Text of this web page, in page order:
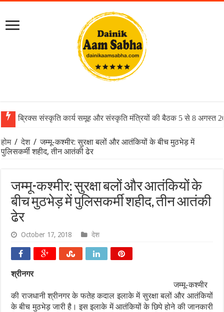
ब्रिक्स संस्कृति कार्य समूह और संस्कृति मंत्रियों की बैठक 5 से 8 अगस्त
होम / देश / जम्मू-कश्मीर: सुरक्षा बलों और आतंकियों के बीच मुठभेड़ में
पुलिसकर्मी शहीद, तीन आतंकी ढेर
जम्मू-कश्मीर: सुरक्षा बलों और आतंकियों के
बीच मुठभेड़ में पुलिसकर्मी शहीद, तीन आतंकी
ढेर
October 17, 2018 देश
श्रीनगर
जम्मू-कश्मीर
की राजधानी श्रीनगर के फतेह कदाल इलाके में सुरक्षा बलों और आतंकियों
के बीच मुठभेड़ जारी है। इस इलाके में आतंकियों के छिपे होने की जानकारी